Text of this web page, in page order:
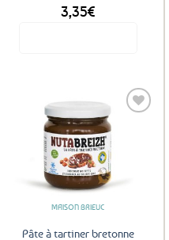
3,35€
MAISON BRIEUC
Pâte à tartiner bretonne